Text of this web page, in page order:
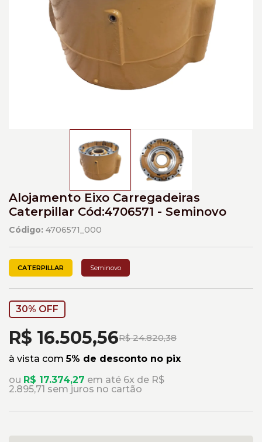
Alojamento Eixo Carregadeiras
Caterpillar Cód:4706571 - Seminovo
Código: 4706571_000
CATERPILLAR Seminovo
30% OFF
R$ 24.820,38
R$ 16.505,56
à vista com5% de desconto no pix
ou R$ 17.374,27 em até 6x de R$
2.895,71 sem juros no cartão